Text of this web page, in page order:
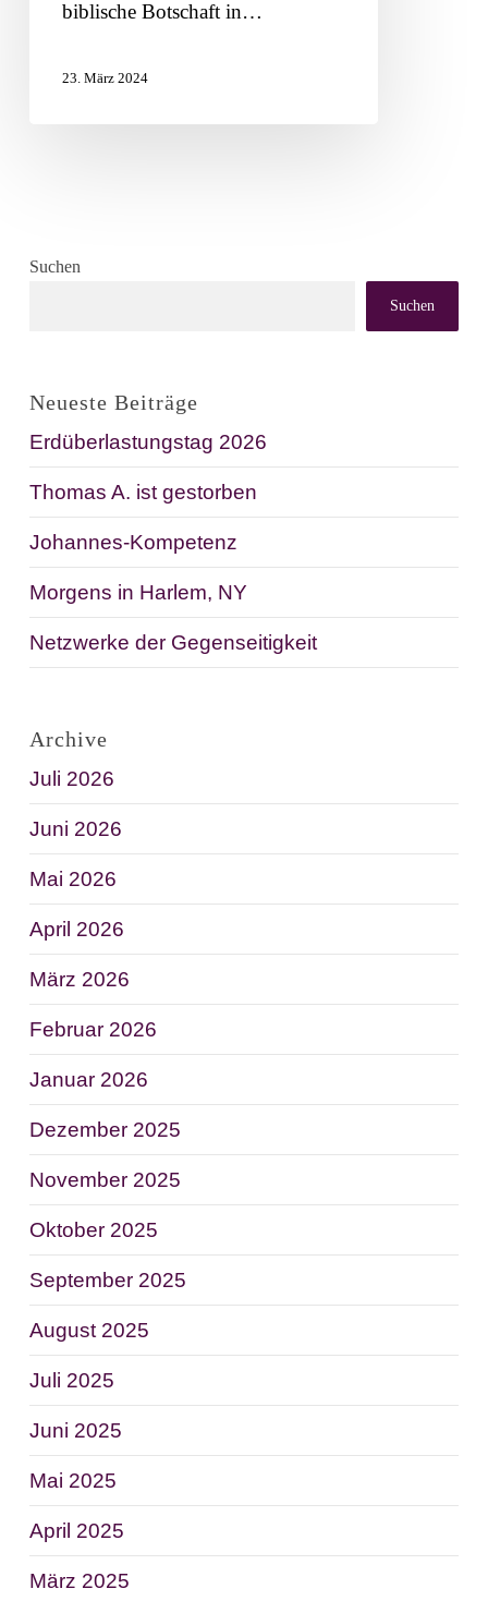
biblische Botschaft in…
23. März 2024
Suchen
Suchen
Neueste Beiträge
Erdüberlastungstag 2026
Thomas A. ist gestorben
Johannes-Kompetenz
Morgens in Harlem, NY
Netzwerke der Gegenseitigkeit
Archive
Juli 2026
Juni 2026
Mai 2026
April 2026
März 2026
Februar 2026
Januar 2026
Dezember 2025
November 2025
Oktober 2025
September 2025
August 2025
Juli 2025
Juni 2025
Mai 2025
April 2025
März 2025